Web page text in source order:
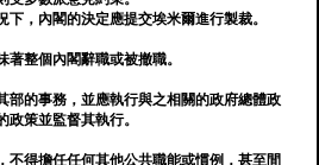
下，內閣的決定應提交埃米爾進行製裁。
著整個內閣辭職或被撤職。
部的事務，並應執行與之相關的政府總體政
策並監督其執行。
不得擔任任何其他公共職能或慣例，甚至間